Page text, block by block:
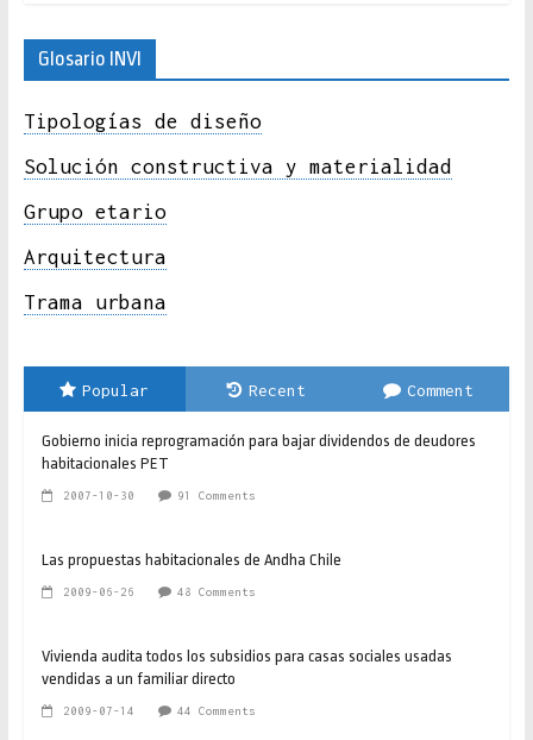
Glosario INVI
Tipologías de diseño
Solución constructiva y materialidad
Grupo etario
Arquitectura
Trama urbana
Popular Recent Comment
Gobierno inicia reprogramación para bajar dividendos de deudores
habitacionales PET
2007-10-30 91 Comments
Las propuestas habitacionales de Andha Chile
2009-06-26 48 Comments
Vivienda audita todos los subsidios para casas sociales usadas
vendidas a un familiar directo
2009-07-14 44 Comments